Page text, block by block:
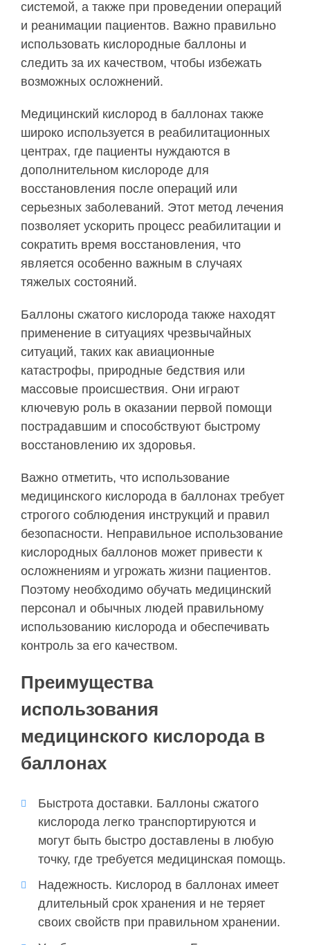
системой, а также при проведении операций
и реанимации пациентов. Важно правильно
использовать кислородные баллоны и
следить за их качеством, чтобы избежать
возможных осложнений.
Медицинский кислород в баллонах также
широко используется в реабилитационных
центрах, где пациенты нуждаются в
дополнительном кислороде для
восстановления после операций или
серьезных заболеваний. Этот метод лечения
позволяет ускорить процесс реабилитации и
сократить время восстановления, что
является особенно важным в случаях
тяжелых состояний.
Баллоны сжатого кислорода также находят
применение в ситуациях чрезвычайных
ситуаций, таких как авиационные
катастрофы, природные бедствия или
массовые происшествия. Они играют
ключевую роль в оказании первой помощи
пострадавшим и способствуют быстрому
восстановлению их здоровья.
Важно отметить, что использование
медицинского кислорода в баллонах требует
строгого соблюдения инструкций и правил
безопасности. Неправильное использование
кислородных баллонов может привести к
осложнениям и угрожать жизни пациентов.
Поэтому необходимо обучать медицинский
персонал и обычных людей правильному
использованию кислорода и обеспечивать
контроль за его качеством.
Преимущества
использования
медицинского кислорода в
баллонах
Быстрота доставки. Баллоны сжатого
кислорода легко транспортируются и
могут быть быстро доставлены в любую
точку, где требуется медицинская помощь.
Надежность. Кислород в баллонах имеет
длительный срок хранения и не теряет
своих свойств при правильном хранении.